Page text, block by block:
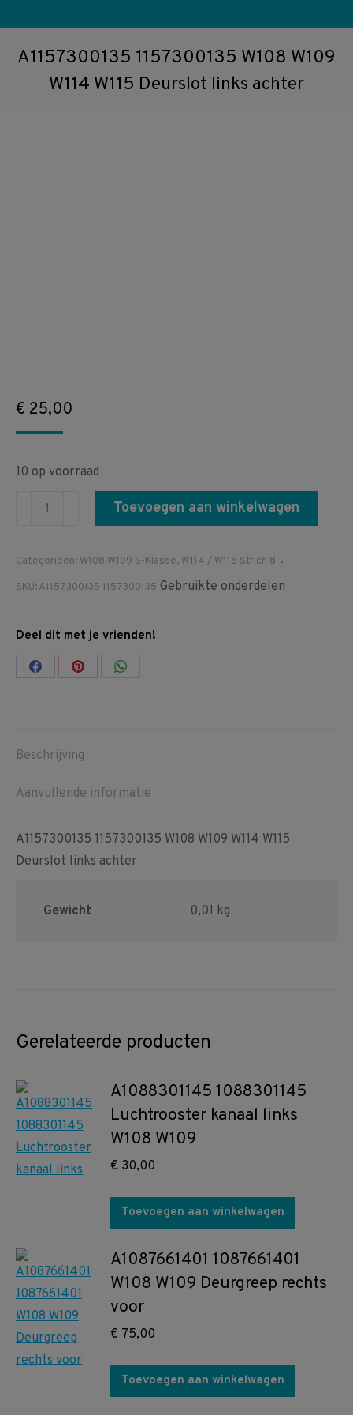
A1157300135 1157300135 W108 W109
W114 W115 Deurslot links achter
€ 25,00
10 op voorraad
A1157300135
W109
W114
Deurslot
links
achter
Toevoegen aan winkelwagen
Categorieën: W108 W109 S-Klasse, W114 / W115 Strich 8
SKU:A1157300135 1157300135 Gebruikte onderdelen
Deel dit met je vrienden!
Share Share Share
Beschrijving
Aanvullende informatie
A1157300135 1157300135 W108 W109 W114 W115
Deurslot links achter
Gewicht 0,01 kg
Gerelateerde producten
A1088301145 1088301145
Luchtrooster kanaal links
W108 W109
€ 30,00
Toevoegen aan winkelwagen
A1087661401 1087661401
W108 W109 Deurgreep rechts
voor
€ 75,00
Toevoegen aan winkelwagen